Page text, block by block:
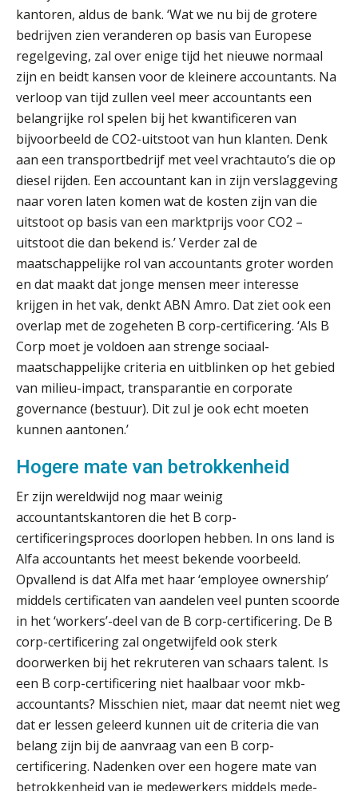
kantoren, aldus de bank. ‘Wat we nu bij de grotere
bedrijven zien veranderen op basis van Europese
regelgeving, zal over enige tijd het nieuwe normaal
zijn en beidt kansen voor de kleinere accountants. Na
verloop van tijd zullen veel meer accountants een
belangrijke rol spelen bij het kwantificeren van
bijvoorbeeld de CO2-uitstoot van hun klanten. Denk
aan een transportbedrijf met veel vrachtauto’s die op
diesel rijden. Een accountant kan in zijn verslaggeving
naar voren laten komen wat de kosten zijn van die
uitstoot op basis van een marktprijs voor CO2 –
uitstoot die dan bekend is.’ Verder zal de
maatschappelijke rol van accountants groter worden
en dat maakt dat jonge mensen meer interesse
krijgen in het vak, denkt ABN Amro. Dat ziet ook een
overlap met de zogeheten B corp-certificering. ‘Als B
Corp moet je voldoen aan strenge sociaal-
maatschappelijke criteria en uitblinken op het gebied
van milieu-impact, transparantie en corporate
governance (bestuur). Dit zul je ook echt moeten
kunnen aantonen.’
Hogere mate van betrokkenheid
Er zijn wereldwijd nog maar weinig
accountantskantoren die het B corp-
certificeringsproces doorlopen hebben. In ons land is
Alfa accountants het meest bekende voorbeeld.
Opvallend is dat Alfa met haar ‘employee ownership’
middels certificaten van aandelen veel punten scoorde
in het ‘workers’-deel van de B corp-certificering. De B
corp-certificering zal ongetwijfeld ook sterk
doorwerken bij het rekruteren van schaars talent. Is
een B corp-certificering niet haalbaar voor mkb-
accountants? Misschien niet, maar dat neemt niet weg
dat er lessen geleerd kunnen uit de criteria die van
belang zijn bij de aanvraag van een B corp-
certificering. Nadenken over een hogere mate van
betrokkenheid van je medewerkers middels mede-
Scan-en-herken haalt de druk niet van
je kwartaalafsluiting. Dit wel.
Uitspraak Hoge Raad: subsidie voor
tuchtrechtspraak advocatuur is
belast met btw
Informer Money genomineerd voor
Best FinTech Startup of the Year
België
Wwft-compliance in 2026: doen we
het beter dan vorig jaar?
factuurverwerking: zo kom je er
Hierom zijn webshopondernemers
extra kwetsbaar voor
boekhoudfouten
Blog | Aandachtspunten bij de
transitie in verband met de Wet
toekomst pensioenen voor de
ontslaggrond: zo begeleid je jouw
klant
Duizenden Nederlanders in de knel
door Amerikaanse belastingwet
Het functiegemak van de INT bij
en schenkbelasting.
Zomer. Tijd om je loopbaan onder
de loep te nemen.
Q Home: DAC7-compliant opschalen
vakantiewoningen
5 signalen dat jouw relatiebeheer
niet meer werkt (en hoe je dat oplost)